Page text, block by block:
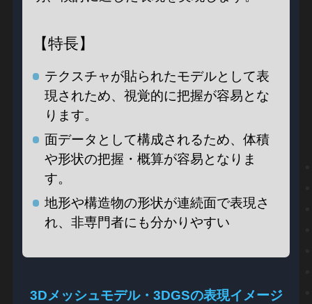
【特長】
テクスチャが貼られたモデルとして表
現されため、視覚的に把握が容易とな
ります。
面データとして構成されるため、体積
や形状の把握・概算が容易となりま
す。
地形や構造物の形状が連続面で表現さ
れ、非専門者にも分かりやすい
3Dメッシュモデル・3DGSの表現イメージ